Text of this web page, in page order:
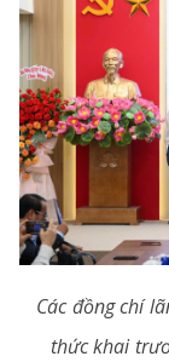
Các đồng chí
thức khai